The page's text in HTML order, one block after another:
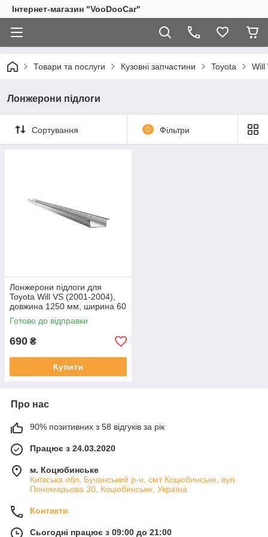
Інтернет-магазин "VooDooCar"
Товари та послуги Кузовні запчастини Toyota Will
Лонжерони підлоги
Сортування 0 Фільтри
Лонжерони підлоги для
Toyota Will VS (2001-2004),
довжина 1250 мм, ширина 60
мм, висота 25-40 мм
Готово до відправки
690 ₴
Купити
Про нас
90% позитивних з 58 відгуків за рік
Працює з 24.03.2020
м. Коцюбинське
Київська обл, Бучанський р-н, смт Коцюбинське, вул.
Пономарьова 30, Коцюбинське, Україна
Контакти
Сьогодні працює з 09:00 до 21:00